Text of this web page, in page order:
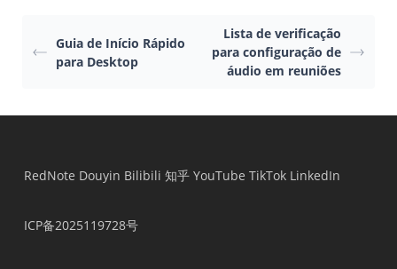
Guia de Início Rápido
para Desktop
Lista de verificação
para configuração de
áudio em reuniões
RedNote Douyin Bilibili 知乎 YouTube TikTok LinkedIn
ICP备2025119728号